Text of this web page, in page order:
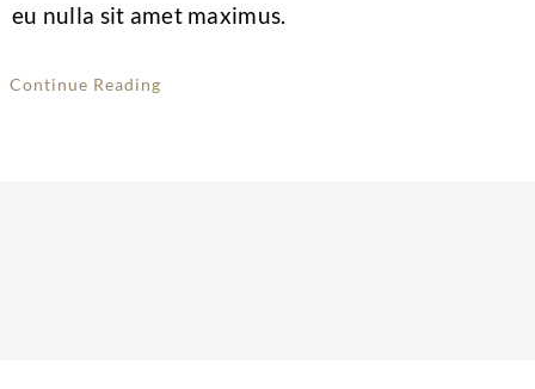
eu nulla sit amet maximus.
Continue Reading